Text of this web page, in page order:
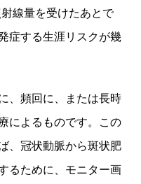
線量を受けたあとで
症する生涯リスクが幾
、頻回に、または長時
によるものです。この
、冠状動脈から斑状肥
るために、モニター画